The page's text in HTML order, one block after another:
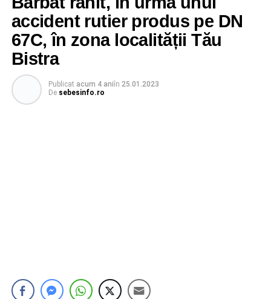
accident rutier produs pe DN
67C, în zona localității Tău
Bistra
Publicat acum 4 aniîn 25.01.2023
De sebesinfo.ro